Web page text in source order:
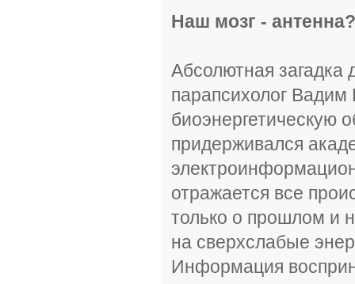
Наш мозг - антенна?
Абсолютная
парапсихолог Вадим
биоэнергетическую
придерживался
отражается все
только о прошлом и
на сверхслабые
Информация